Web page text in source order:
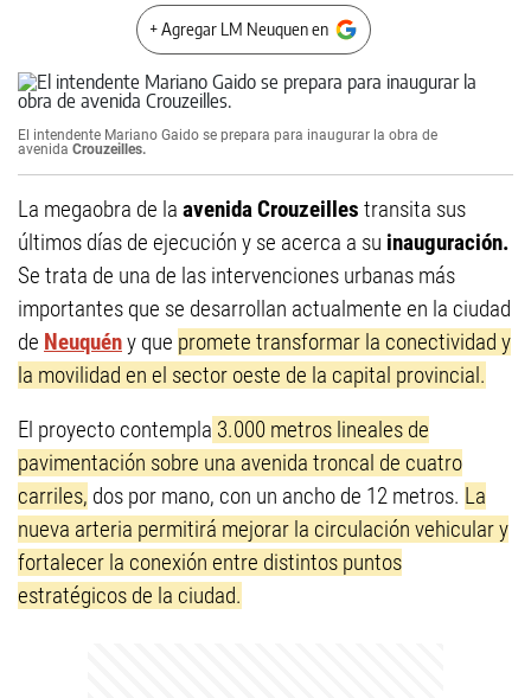
+ Agregar LM Neuquen en
El intendente Mariano Gaido se prepara para inaugurar la obra de
avenida Crouzeilles.
La megaobra de la avenida Crouzeilles transita sus
últimos días de ejecución y se acerca a su inauguración.
Se trata de una de las intervenciones urbanas más
importantes que se desarrollan actualmente en la ciudad
de Neuquény que promete transformar la conectividad y
la movilidad en el sector oeste de la capital provincial.
El proyecto contempla 3.000 metros lineales de
pavimentación sobre una avenida troncal de cuatro
carriles, dos por mano, con un ancho de 12 metros. La
nueva arteria permitirá mejorar la circulación vehicular y
fortalecer la conexión entre distintos puntos
estratégicos de la ciudad.